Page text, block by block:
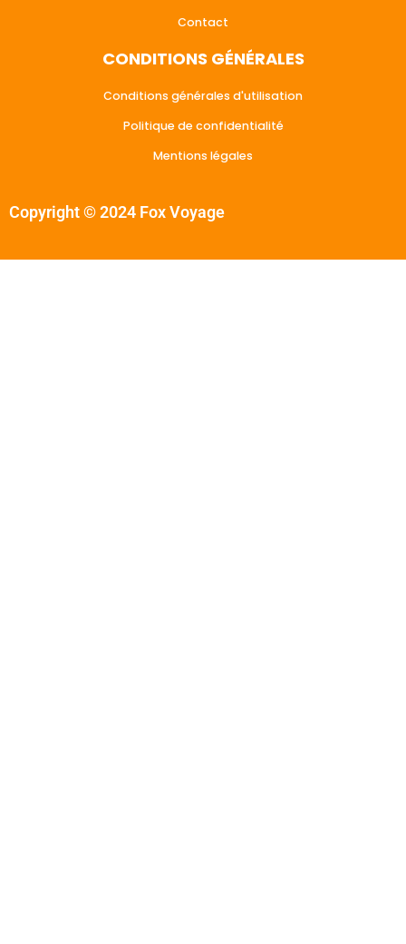
Contact
CONDITIONS GÉNÉRALES
Conditions générales d'utilisation
Politique de confidentialité
Mentions légales
Copyright © 2024 Fox Voyage